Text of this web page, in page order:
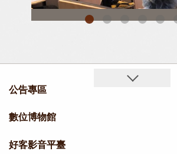
公告專區
數位博物館
好客影音平臺